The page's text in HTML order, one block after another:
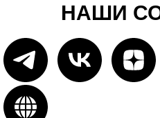
НАШИ